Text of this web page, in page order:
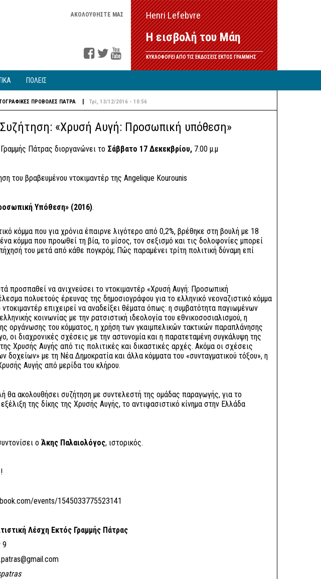
ΑΚΟΛΟΥΘΗΣΤΕ ΜΑΣ Henri Lefebvre
Η εισβολή του Μάη
ΚΥΚΛΟΦΟΡΕΙ ΑΠΟ ΤΙΣ ΕΚΔΟΣΕΙΣ ΕΚΤΟΣ ΓΡΑΜΜΗΣ
ΠΟΛΕΙΣ
ΠΡΟΒΟΛΕΣ ΠΑΤΡΑ Τρί, 13/12/2016 - 10:56
«Χρυσή Αυγή: Προσωπική υπόθεση»
Πάτρας διοργανώνει το Σάββατο 17 Δεκεκβρίου, 7.00 μ.μ
του βραβευμένου ντοκιμαντέρ της Angelique Kourounis
Υπόθεση» (2016).
κόμμα που για χρόνια έπαιρνε λιγότερο από 0,2%, βρέθηκε στη βουλή με 18
κόμμα που προωθεί τη βία, το μίσος, τον σεξισμό και τις δολοφονίες μπορεί
του μετά από κάθε πογκρόμ; Πώς παραμένει τρίτη πολιτική δύναμη επί
προσπαθεί να ανιχνεύσει το ντοκιμαντέρ «Χρυσή Αυγή: Προσωπική
πολυετούς έρευνας της δημοσιογράφου για το ελληνικό νεοναζιστικό κόμμα
επιχειρεί να αναδείξει θέματα όπως: η συμβατότητα παγιωμένων
κοινωνίας με την ρατσιστική ιδεολογία του εθνικοσοσιαλισμού, η
οργάνωσης του κόμματος, η χρήση των γκαιμπελικών τακτικών παραπλάνησης
οι διαχρονικές σχέσεις με την αστυνομία και η παρατεταμένη συγκάλυψη της
Χρυσής Αυγής από τις πολιτικές και δικαστικές αρχές. Ακόμα οι σχέσεις
δοχείων» με τη Νέα Δημοκρατία και άλλα κόμματα του «συνταγματικού τόξου», η
Αυγής από μερίδα του κλήρου.
θα ακολουθήσει συζήτηση με συντελεστή της ομάδας παραγωγής, για το
της δίκης της Χρυσής Αυγής, το αντιφασιστικό κίνημα στην Ελλάδα
ο Άκης Παλαιολόγος, ιστορικός.
events/1545033775523141
Λέσχη Εκτός Γραμμής Πάτρας
9